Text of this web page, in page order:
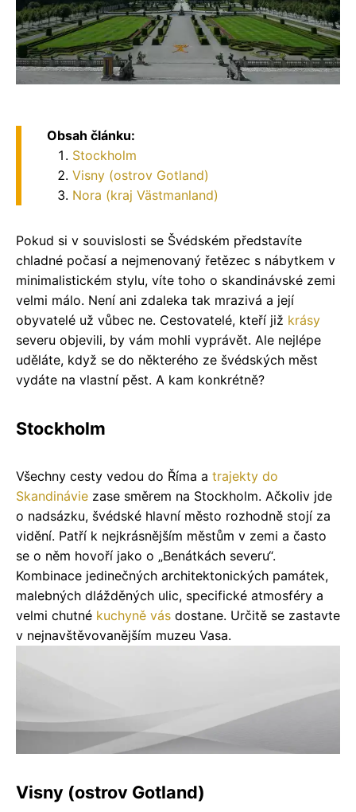
Obsah článku:
Stockholm
Visny (ostrov Gotland)
Nora (kraj Västmanland)
Pokud si v souvislosti se Švédském představíte
chladné počasí a nejmenovaný řetězec s nábytkem v
minimalistickém stylu, víte toho o skandinávské zemi
velmi málo. Není ani zdaleka tak mrazivá a její
obyvatelé už vůbec ne. Cestovatelé, kteří již krásy
severu objevili, by vám mohli vyprávět. Ale nejlépe
uděláte, když se do některého ze švédských měst
vydáte na vlastní pěst. A kam konkrétně?
Stockholm
Všechny cesty vedou do Říma a trajekty do
Skandinávie zase směrem na Stockholm. Ačkoliv jde
o nadsázku, švédské hlavní město rozhodně stojí za
vidění. Patří k nejkrásnějším městům v zemi a často
se o něm hovoří jako o „Benátkách severu“.
Kombinace jedinečných architektonických památek,
malebných dlážděných ulic, specifické atmosféry a
velmi chutné kuchyně vás dostane. Určitě se zastavte
v nejnavštěvovanějším muzeu Vasa.
Visny (ostrov Gotland)